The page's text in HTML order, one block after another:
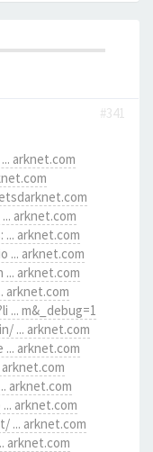
#341
arknet.com
arknet.com
arknet.com
... arknet.com
arknet.com
... m&_debug=1
... arknet.com
arknet.com
arknet.com
arknet.com
... arknet.com
arknet.com